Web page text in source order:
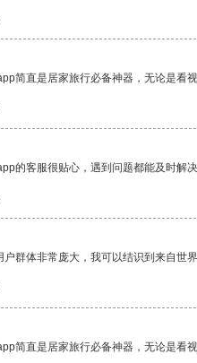
简直是居家旅行必备神器，无论是看
的客服很贴心，遇到问题都能及时解
群体非常庞大，我可以结识到来自世界
简直是居家旅行必备神器，无论是看